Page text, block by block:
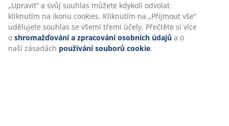
Hodnocení
(5)
„Upravit“ a svůj souhlas můžete kdykoli odvolat
kliknutím na ikonu cookies. Kliknutím na „Přijmout vše“
udělujete souhlas se všemi třemi účely. Přečtěte si více
o shromažďování a zpracování osobních údajů a o
naší zásadách používání souborů cookie.